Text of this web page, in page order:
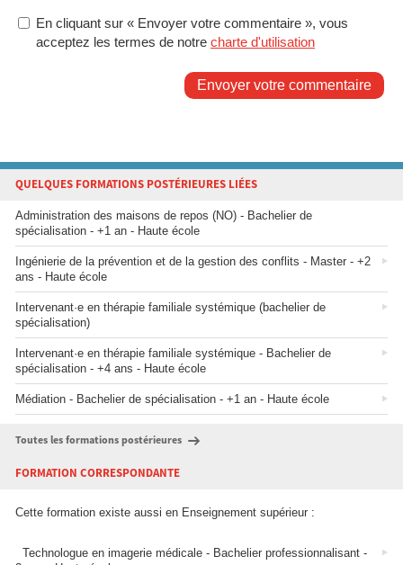
En cliquant sur « Envoyer votre commentaire », vous
acceptez les termes de notre charte d'utilisation
Envoyer votre commentaire
QUELQUES FORMATIONS POSTÉRIEURES LIÉES
Administration des maisons de repos (NO) - Bachelier de
spécialisation - +1 an - Haute école
Ingénierie de la prévention et de la gestion des conflits - Master - +2
ans - Haute école
Intervenant·e en thérapie familiale systémique (bachelier de
spécialisation)
Intervenant·e en thérapie familiale systémique - Bachelier de
spécialisation - +4 ans - Haute école
Médiation - Bachelier de spécialisation - +1 an - Haute école
Toutes les formations postérieures
FORMATION CORRESPONDANTE
Cette formation existe aussi en Enseignement supérieur :
Technologue en imagerie médicale - Bachelier professionnalisant -